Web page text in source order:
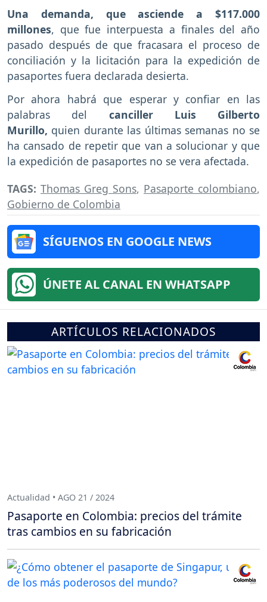
Una demanda, que asciende a $117.000
millones, que fue interpuesta a finales del año
pasado después de que fracasara el proceso de
conciliación y la licitación para la expedición de
pasaportes fuera declarada desierta.
Por ahora habrá que esperar y confiar en las
palabras del canciller Luis Gilberto
Murillo, quien durante las últimas semanas no se
ha cansado de repetir que van a solucionar y que
la expedición de pasaportes no se vera afectada.
TAGS: Thomas Greg Sons, Pasaporte colombiano,
Gobierno de Colombia
SÍGUENOS EN GOOGLE NEWS
ÚNETE AL CANAL EN WHATSAPP
ARTÍCULOS RELACIONADOS
Actualidad • AGO 21 / 2024
Pasaporte en Colombia: precios del trámite
tras cambios en su fabricación